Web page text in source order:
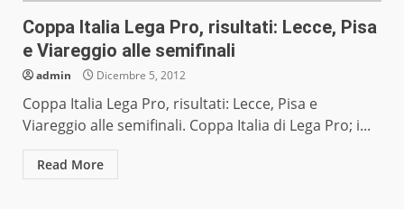
Coppa Italia Lega Pro, risultati: Lecce, Pisa
e Viareggio alle semifinali
admin Dicembre 5, 2012
Coppa Italia Lega Pro, risultati: Lecce, Pisa e
Viareggio alle semifinali. Coppa Italia di Lega Pro; i...
Read More